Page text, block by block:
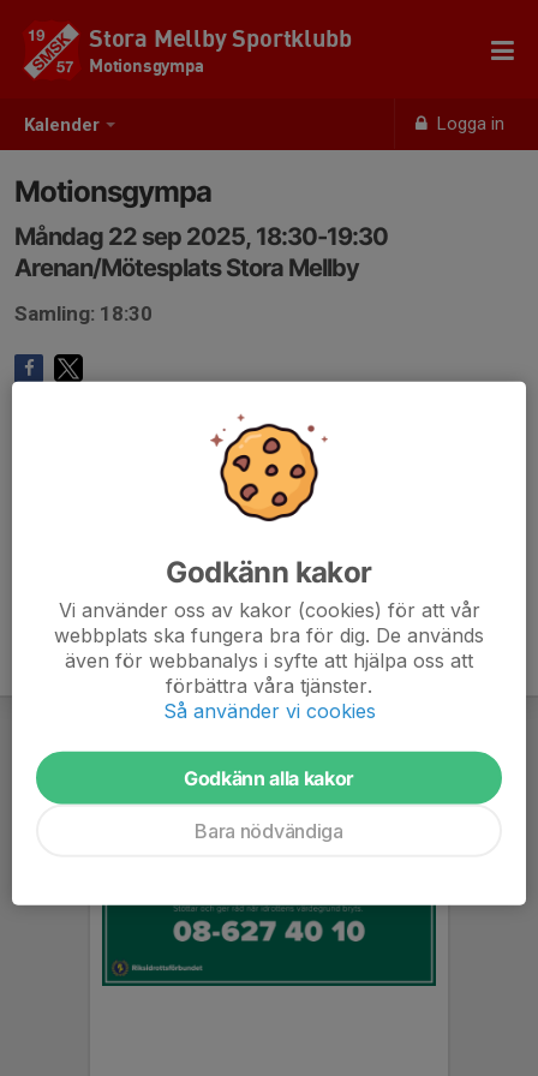
Kalender Logga in
Stora Mellby Sportklubb
Motionsgympa
Motionsgympa
Måndag 22 sep 2025, 18:30-19:30
Arenan/Mötesplats Stora Mellby
Samling: 18:30
Godkänn kakor
Vi använder oss av kakor (cookies) för att vår
webbplats ska fungera bra för dig. De används
även för webbanalys i syfte att hjälpa oss att
förbättra våra tjänster.
Så använder vi cookies
Godkänn alla kakor
Bara nödvändiga